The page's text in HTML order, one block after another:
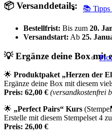
📚 Tipps
📦 Versanddetails:
Bestellfrist: Bis zum 20.
Versandstart: Ab 25.
💡Ergänze deine Box mit
🌟 Produktpaket „Herzen der
Ergänze deine Box mit diesem
Preis: 62,00 € (versandkostenfrei
🌟 „Perfect Pairs“ Kurs
Erstelle mit diesem Stempelset 4
Preis: 26,00 €